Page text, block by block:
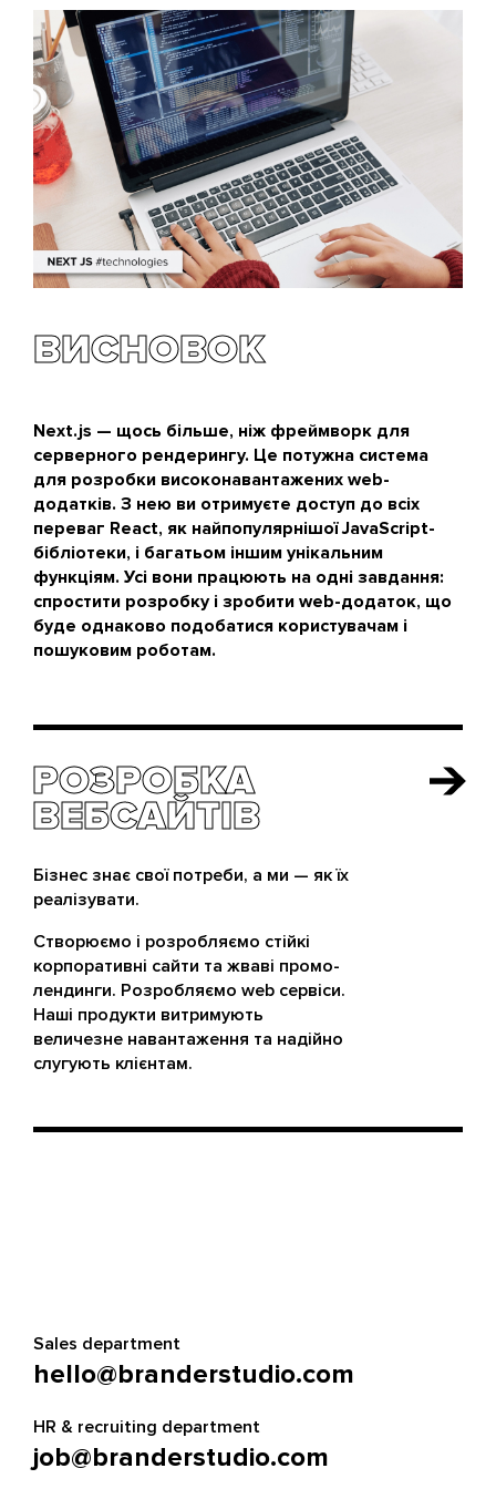
продуктивності web-додатку або поведінки її
користувачів. Метрики оцінюють швидкість
завантаження й чуйність сторінки, а ще
помічають помилки з макетом UI.
ВИСНОВОК
Next.js — щось більше, ніж фреймворк для
серверного рендерингу. Це потужна система
для розробки високонавантажених web-
додатків. З нею ви отримуєте доступ до всіх
переваг React, як найпопулярнішої JavaScript-
бібліотеки, і багатьом іншим унікальним
функціям. Усі вони працюють на одні завдання:
спростити розробку і зробити web-додаток, що
буде однаково подобатися користувачам і
пошуковим роботам.
РОЗРОБКА
ВЕБСАЙТІВ
РОЗРОБКА
ВЕБСАЙТІВ
Бізнес знає свої потреби, а ми — як їх
реалізувати.
Створюємо і розробляємо стійкі
корпоративні сайти та жваві промо-
лендинги. Розробляємо web сервіси.
Наші продукти витримують
величезне навантаження та надійно
слугують клієнтам.
Sales department
hello@branderstudio.com
HR & recruiting department
job@branderstudio.com